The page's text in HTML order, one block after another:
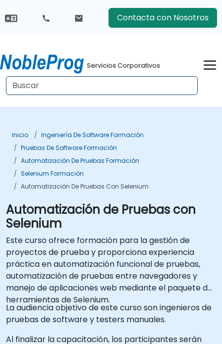
Contacta con Nosotros
Servicios Corporativos
Inicio
Ingeniería De Software Formación
Pruebas De Software Formación
Automatización De Pruebas Formación
Selenium Formación
Automatización De Pruebas Con Selenium
Automatización de Pruebas con
Selenium
Este curso ofrece formación para la gestión de
proyectos de prueba y proporciona experiencia
práctica en automatización funcional de pruebas,
automatización de pruebas entre navegadores y
manejo de aplicaciones web mediante el paquete de
herramientas de Selenium.
La audiencia objetivo de este curso son ingenieros de
pruebas de software y testers manuales.
Al finalizar la capacitación, los participantes serán